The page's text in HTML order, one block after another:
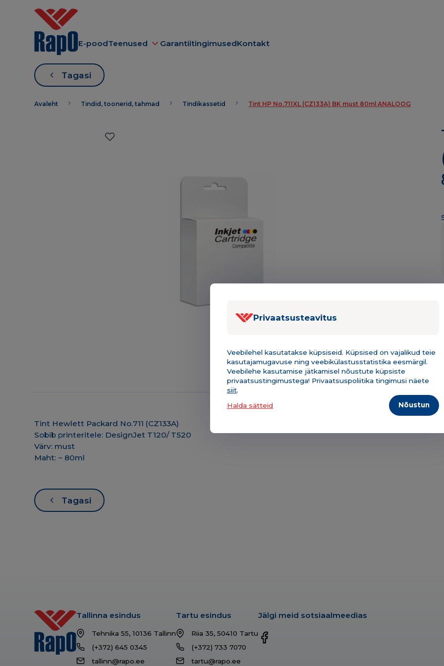
Privaatsusteavitus
Veebilehel kasutatakse küpsiseid. Küpsised on vajalikud teie
kasutajamugavuse ning veebikülastusstatistika eesmärgil.
Veebilehe kasutamise jätkamisel nõustute küpsiste
privaatsustingimustega! Privaatsuspoliitika tingimusi näete
siit.
Halda sätteid
Nõustun
E-poodTeenused GarantiitingimusedKontakt
Tagasi
Avaleht Tindid, toonerid, tahmad Tindikassetid Tint HP No.711XL (CZ133A) BK must 80ml ANALOOG
Kirjeldus & tehniline infoLisainfo
Tint Hewlett Packard No.711 (CZ133A)
Sobib printeritele: DesignJet T120/ T520
Värv: must
Maht: ~ 80ml
Tagasi
Tallinna esindus
Tehnika 55, 10136 Tallinn
(+372) 645 0345
tallinn@rapo.ee
Tartu esindus
Riia 35, 50410 Tartu
(+372) 733 7070
tartu@rapo.ee
Jälgi meid sotsiaalmeedias